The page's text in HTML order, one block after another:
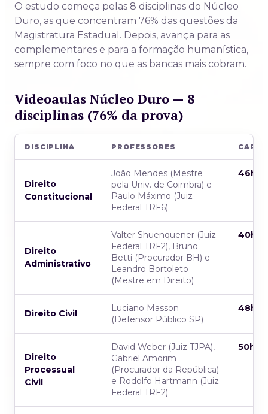
O estudo começa pelas 8 disciplinas do Núcleo
Duro, as que concentram 76% das questões da
Magistratura Estadual. Depois, avança para as
complementares e para a formação humanística,
sempre com foco no que as bancas mais cobram.
Videoaulas Núcleo Duro — 8
disciplinas (76% da prova)
DISCIPLINA PROFESSORES CARGA
Direito
Constitucional
João Mendes (Mestre
pela Univ. de Coimbra) e
Paulo Máximo (Juiz
Federal TRF6)
46h
Direito
Administrativo
Valter Shuenquener (Juiz
Federal TRF2), Bruno
Betti (Procurador BH) e
Leandro Bortoleto
(Mestre em Direito)
40h
Direito Civil
Luciano Masson
(Defensor Público SP)
48h
Direito
Processual
Civil
David Weber (Juiz TJPA),
Gabriel Amorim
(Procurador da República)
e Rodolfo Hartmann (Juiz
Federal TRF2)
50h